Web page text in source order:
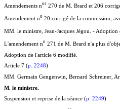
Amendements nos 270 de M. Brard et 206
Amendement no 20 corrigé de la commission,
MM. le ministre, Jean-Jacques Jégou. - Adoption
L'amendement no 271 de M. Brard n'a plus
Adoption de l'article 6 modifié.
Article 7 (p. 2248)
MM. Germain Gengenwin, Bernard Schreiner,
M. le ministre.
Suspension et reprise de la séance (p. 2249)